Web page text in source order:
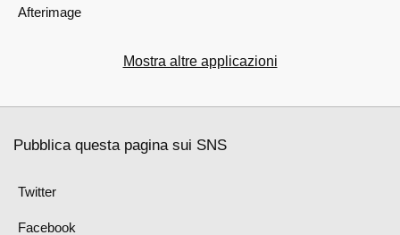
Afterimage
Mostra altre applicazioni
Pubblica questa pagina sui SNS
Twitter
Facebook